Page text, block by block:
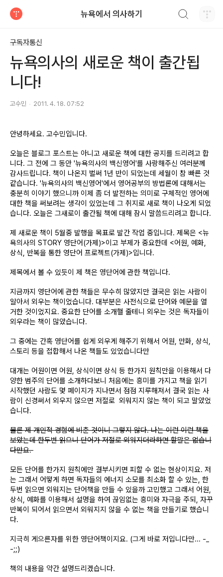
뉴욕에서 의사하기
구독자통신
뉴욕의사의 새로운 책이 출간됩
니다!
고수민 2011. 4. 18. 07:52
안녕하세요. 고수민입니다.
오늘은 블로그 포스트는 아니고 새로운 책에 대한 공지를 드리려고 합
니다. 그 전에 그 동안 '뉴욕의사의 백신영어'를 사랑해주신 여러분께
감사드립니다. 책이 나온지 벌써 1년 반이 되었는데 세월이 참 빠른 것
같습니다. '뉴욕의사의 백신영어'에서 영어공부의 방법론에 대해서는
충분히 이야기 했으니까 이제 좀 더 발전하는 의미로 구체적인 영어에
대한 책을 써보려는 생각이 있었는데 그 취지로 새로 책이 나오게 되었
습니다. 오늘은 그새로이 출간될 책에 대해 잠시 말씀드리려고 합니다.
제 새로운 책이 5월중 발행을 목표로 발간 작업 중입니다. 제목은 <뉴
욕의사의 STORY 영단어(가제)>이고 부제가 중요한데 <어원, 예화,
상식, 반복을 통한 영단어 프로젝트(가제)>입니다.
제목에서 볼 수 있듯이 제 책은 영단어에 관한 책입니다.
지금까지 영단어에 관한 책들은 무수히 많았지만 결국은 읽는 사람이
알아서 외우는 책이었습니다. 대부분은 사전식으로 단어와 예문을 열
거한 것이었지요. 중요한 단어를 소개핼 줄테니 외우는 것은 독자들이
외우라는 책이 많았습니다.
그 중에는 간혹 영단어를 쉽게 외우게 해주기 위해서 어원, 만화, 상식,
스토리 등을 접합해서 나온 책들도 있었습니다만
대개는 어원이면 어원, 상식이면 상식 등 한가지 원칙만을 이용해서 다
양한 범주의 단어를 소개하다보니 처음에는 흥미를 가지고 책을 읽기
시작했던 사람도 몇 페이지가 지나면서 점점 지루해져서 결국 읽는 사
람이 신경써서 외우지 않으면 저절로 외워지지 않는 책이 되고 말았었
습니다.
물론 제 개인적 경험에 비춘 것이니 그렇지 않다. 나는 이런 이런 책을
보았는데 한두번 읽으니 단어가 저절로 외워지더라하면 할말은 없습니
다만요.
모든 단어를 한가지 원칙에만 결부시키면 피할 수 없는 현상이지요. 저
는 그래서 어떻게 하면 독자들의 에너지 소모를 최소화 할 수 있는, 한
두번 읽으면 외워지는 단어책을 만들 수 있을까 고민했고 그래서 어원,
상식, 예화를 이용해서 설명을 하여 끊임없는 흥미와 자극을 주되, 자꾸
반복이 되어서 읽으면서 외워지지 않을 수 없는 책을 만들기로 했습니
다.
지극히 게으른자를 위한 영단어책이지요. (그게 바로 저입니다만... -_
-;;)
책의 내용을 약간 설명드리겠습니다.